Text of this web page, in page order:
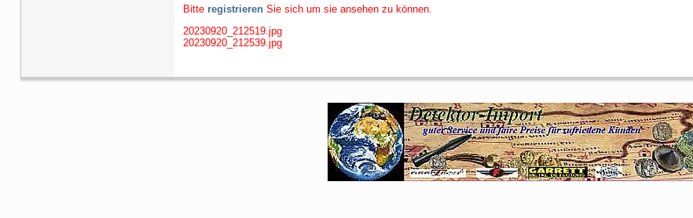
Bitte registrieren Sie sich um sie ansehen zu können.
20230920_212519.jpg
20230920_212539.jpg